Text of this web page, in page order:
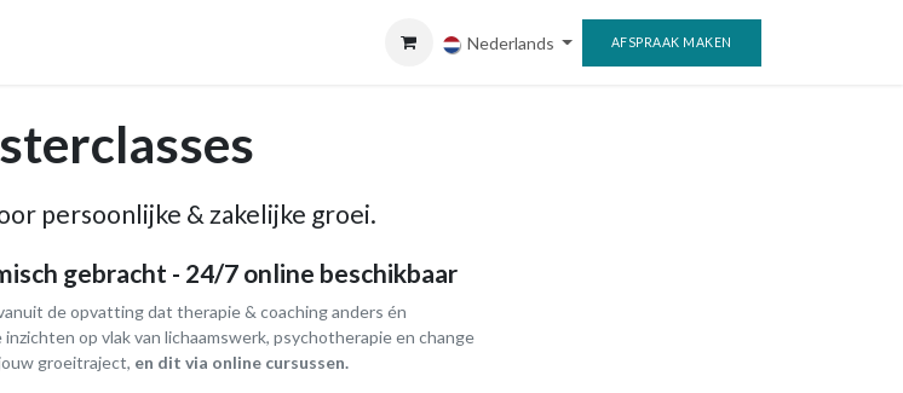
Nederlands AFSPRAAK MAKEN
persoonlijke & zakelijke groei.
gebracht - 24/7 online beschikbaar
de opvatting dat therapie & coaching anders én
op vlak van lichaamswerk, psychotherapie en change
groeitraject, en dit via online cursussen.